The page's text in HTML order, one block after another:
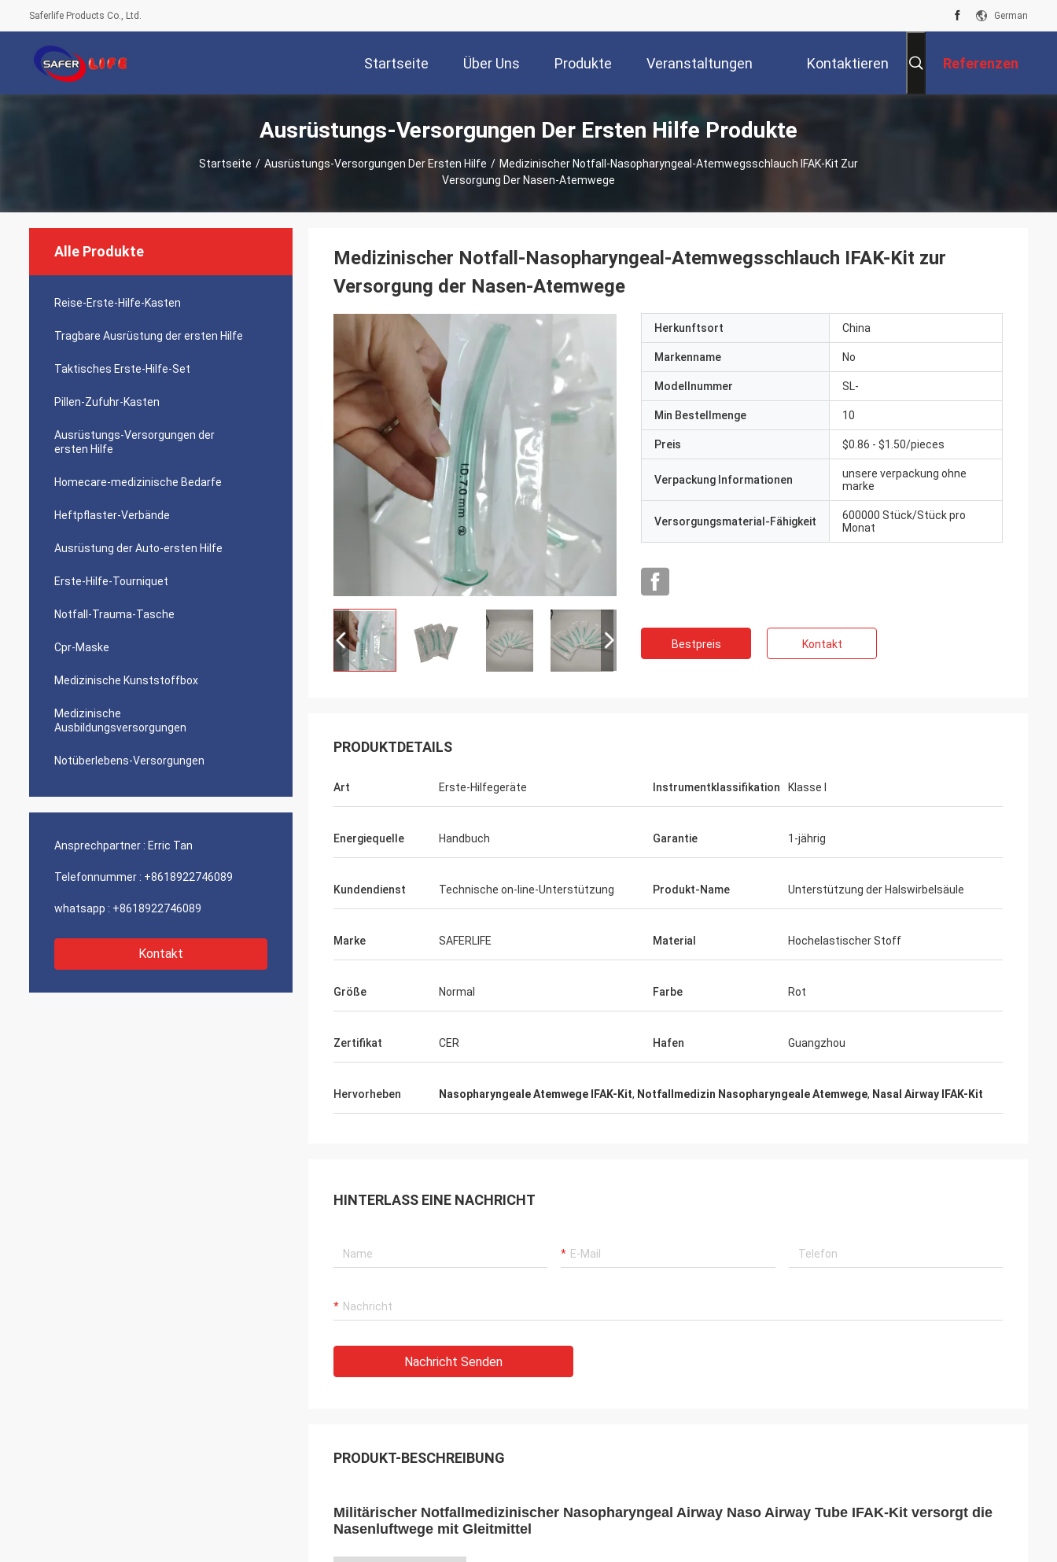
Saferlife Products Co., Ltd. German
Startseite Über Uns Produkte Veranstaltungen Kontaktieren Referenzen
Ausrüstungs-Versorgungen Der Ersten Hilfe Produkte
Startseite / Ausrüstungs-Versorgungen Der Ersten Hilfe / Medizinischer Notfall-Nasopharyngeal-Atemwegsschlauch IFAK-Kit Zur
Versorgung Der Nasen-Atemwege
Alle Produkte
Reise-Erste-Hilfe-Kasten
Tragbare Ausrüstung der ersten Hilfe
Taktisches Erste-Hilfe-Set
Pillen-Zufuhr-Kasten
Ausrüstungs-Versorgungen der
ersten Hilfe
Homecare-medizinische Bedarfe
Heftpflaster-Verbände
Ausrüstung der Auto-ersten Hilfe
Erste-Hilfe-Tourniquet
Notfall-Trauma-Tasche
Cpr-Maske
Medizinische Kunststoffbox
Medizinische
Ausbildungsversorgungen
Notüberlebens-Versorgungen
Ansprechpartner : Erric Tan
Telefonnummer : +8618922746089
whatsapp : +8618922746089
Kontakt
Medizinischer Notfall-Nasopharyngeal-Atemwegsschlauch IFAK-Kit zur
Versorgung der Nasen-Atemwege
Herkunftsort China
Markenname No
Modellnummer SL-
Min Bestellmenge 10
Preis $0.86 - $1.50/pieces
Verpackung Informationen
unsere verpackung ohne
marke
Versorgungsmaterial-Fähigkeit
600000 Stück/Stück pro
Monat
Bestpreis Kontakt
PRODUKTDETAILS
Art Erste-Hilfegeräte Instrumentklassifikation Klasse I
Energiequelle Handbuch Garantie 1-jährig
Kundendienst Technische on-line-Unterstützung Produkt-Name Unterstützung der Halswirbelsäule
Marke SAFERLIFE Material Hochelastischer Stoff
Größe Normal Farbe Rot
Zertifikat CER Hafen Guangzhou
Hervorheben Nasopharyngeale Atemwege IFAK-Kit, Notfallmedizin Nasopharyngeale Atemwege, Nasal Airway IFAK-Kit
HINTERLASS EINE NACHRICHT
Nachricht Senden
PRODUKT-BESCHREIBUNG
Militärischer Notfallmedizinischer Nasopharyngeal Airway Naso Airway Tube IFAK-Kit versorgt die
Nasenluftwege mit Gleitmittel